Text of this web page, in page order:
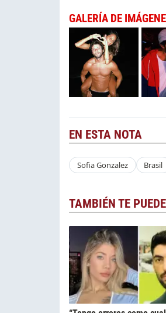
GALERÍA DE
EN ESTA NOTA
Sofia Gonzalez Brasil
TAMBIÉN TE